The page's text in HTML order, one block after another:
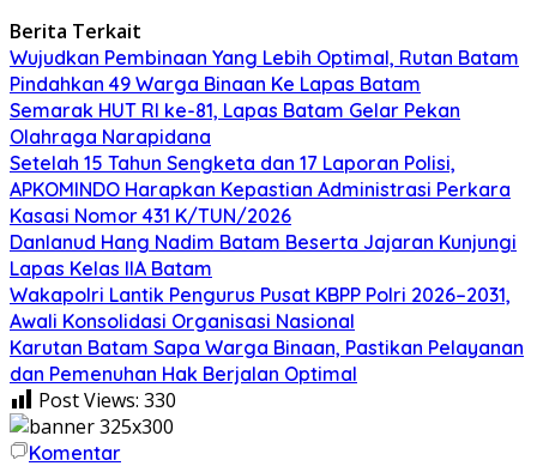
Berita Terkait
Wujudkan Pembinaan Yang Lebih Optimal, Rutan Batam
Pindahkan 49 Warga Binaan Ke Lapas Batam
Semarak HUT RI ke-81, Lapas Batam Gelar Pekan
Olahraga Narapidana
Setelah 15 Tahun Sengketa dan 17 Laporan Polisi,
APKOMINDO Harapkan Kepastian Administrasi Perkara
Kasasi Nomor 431 K/TUN/2026
Danlanud Hang Nadim Batam Beserta Jajaran Kunjungi
Lapas Kelas IIA Batam
Wakapolri Lantik Pengurus Pusat KBPP Polri 2026–2031,
Awali Konsolidasi Organisasi Nasional
Karutan Batam Sapa Warga Binaan, Pastikan Pelayanan
dan Pemenuhan Hak Berjalan Optimal
Post Views: 330
Komentar